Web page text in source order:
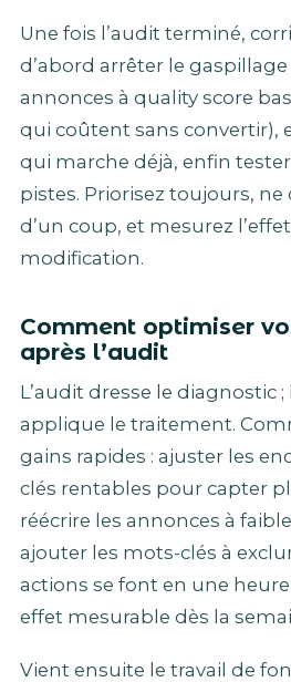
Une fois l’audit terminé,
d’abord arrêter le
annonces à quality score
qui coûtent sans convertir),
qui marche déjà, enfin
pistes. Priorisez toujours,
d’un coup, et mesurez
modification.
Comment optimiser
après l’audit
L’audit dresse le diagnostic
applique le traitement.
gains rapides : ajuster les
clés rentables pour capter
réécrire les annonces à
ajouter les mots-clés à
actions se font en une
effet mesurable dès la
Vient ensuite le travail de